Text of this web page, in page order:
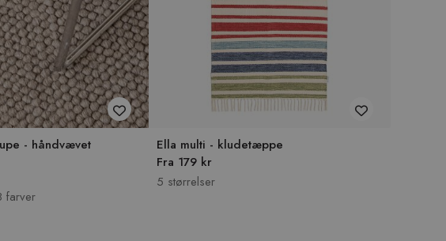
- håndvævet
farver
Ella multi - kludetæppe
Fra 179 kr
5 størrelser